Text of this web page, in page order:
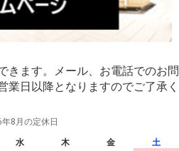
きます。メール、お電話でのお問
業日以降となりますのでご了承く
8月の定休日
水 木 金
土